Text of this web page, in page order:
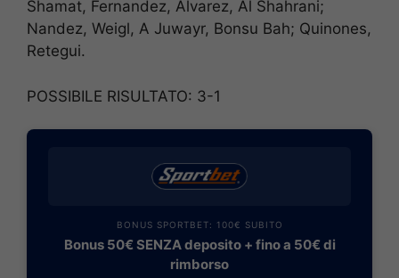
Shamat, Fernandez, Alvarez, Al Shahrani;
Nandez, Weigl, A Juwayr, Bonsu Bah; Quinones,
Retegui.
POSSIBILE RISULTATO: 3-1
BONUS SPORTBET: 100€ SUBITO
Bonus 50€ SENZA deposito + fino a 50€ di
rimborso